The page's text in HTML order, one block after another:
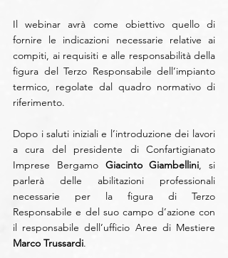
Il webinar avrà come obiettivo quello di
fornire le indicazioni necessarie relative ai
compiti, ai requisiti e alle responsabilità della
figura del Terzo Responsabile dell’impianto
termico, regolate dal quadro normativo di
riferimento.
Dopo i saluti iniziali e l’introduzione dei lavori
a cura del presidente di Confartigianato
Imprese Bergamo Giacinto Giambellini, si
parlerà delle abilitazioni professionali
necessarie per la figura di Terzo
Responsabile e del suo campo d’azione con
Marco Trussardi.